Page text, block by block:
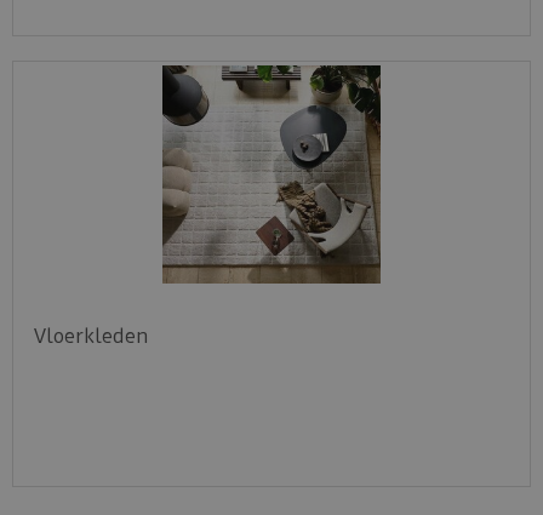
Vloerkleden